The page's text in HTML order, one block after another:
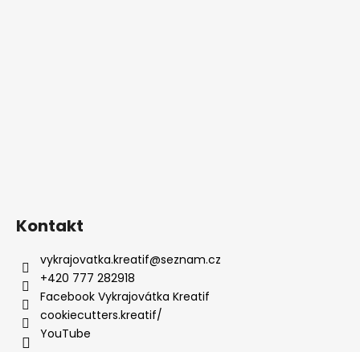
Kontakt
vykrajovatka.kreatif@seznam.cz
+420 777 282918
Facebook Vykrajovátka Kreatif
cookiecutters.kreatif/
YouTube